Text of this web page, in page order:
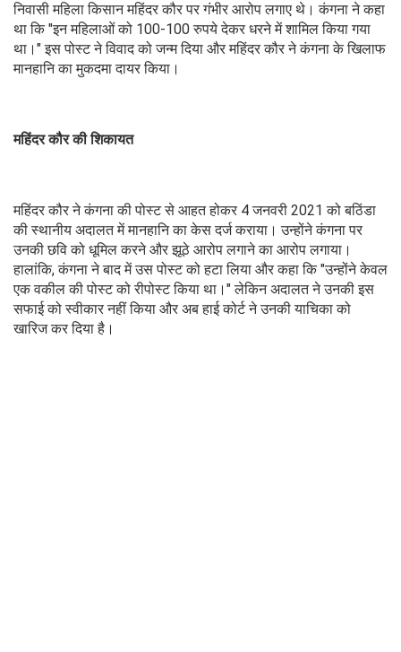
निवासी महिला किसान महिंदर कौर पर गंभीर आरोप लगाए थे। कंगना ने कहा
था कि "इन महिलाओं को 100-100 रुपये देकर धरने में शामिल किया गया
था।" इस पोस्ट ने विवाद को जन्म दिया और महिंदर कौर ने कंगना के खिलाफ
मानहानि का मुकदमा दायर किया।
महिंदर कौर की शिकायत
महिंदर कौर ने कंगना की पोस्ट से आहत होकर 4 जनवरी 2021 को बठिंडा
की स्थानीय अदालत में मानहानि का केस दर्ज कराया। उन्होंने कंगना पर
उनकी छवि को धूमिल करने और झूठे आरोप लगाने का आरोप लगाया।
हालांकि, कंगना ने बाद में उस पोस्ट को हटा लिया और कहा कि "उन्होंने केवल
एक वकील की पोस्ट को रीपोस्ट किया था।" लेकिन अदालत ने उनकी इस
सफाई को स्वीकार नहीं किया और अब हाई कोर्ट ने उनकी याचिका को
खारिज कर दिया है।